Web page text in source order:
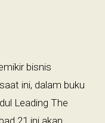
bisnis
ini, dalam buku
Leading The